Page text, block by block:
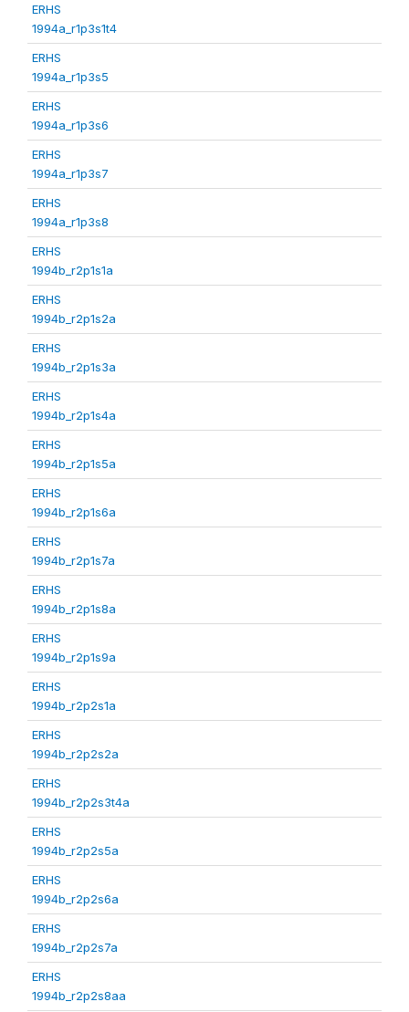
ERHS
1994a_r1p3s1t4
ERHS
1994a_r1p3s5
ERHS
1994a_r1p3s6
ERHS
1994a_r1p3s7
ERHS
1994a_r1p3s8
ERHS
1994b_r2p1s1a
ERHS
1994b_r2p1s2a
ERHS
1994b_r2p1s3a
ERHS
1994b_r2p1s4a
ERHS
1994b_r2p1s5a
ERHS
1994b_r2p1s6a
ERHS
1994b_r2p1s7a
ERHS
1994b_r2p1s8a
ERHS
1994b_r2p1s9a
ERHS
1994b_r2p2s1a
ERHS
1994b_r2p2s2a
ERHS
1994b_r2p2s3t4a
ERHS
1994b_r2p2s5a
ERHS
1994b_r2p2s6a
ERHS
1994b_r2p2s7a
ERHS
1994b_r2p2s8aa